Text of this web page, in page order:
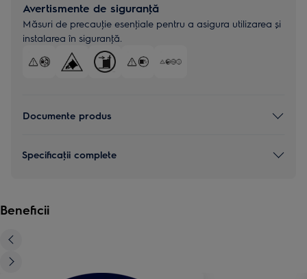
Avertismente de siguranţă
Măsuri de precauţie esenţiale pentru a asigura utilizarea și
instalarea în siguranţă.
Documente produs
Specificaţii complete
Beneficii